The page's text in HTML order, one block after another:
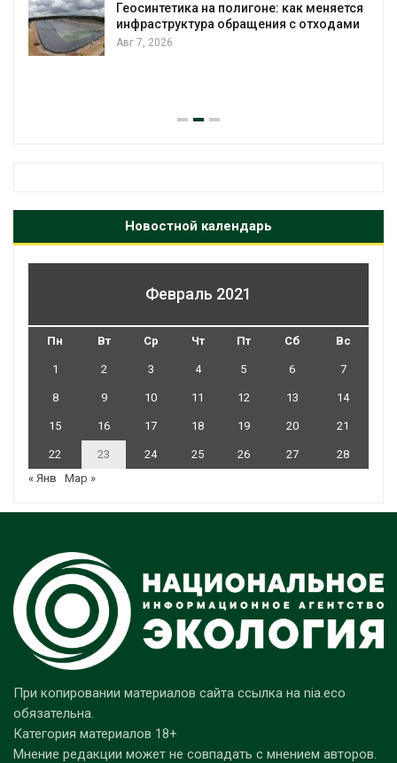
как меняется
с отходами
Авг 7, 2026
Новостной календарь
Февраль 2021
Пн Вт Ср Чт Пт Сб Вс
1 2 3 4 5 6 7
8 9 10 11 12 13 14
15 16 17 18 19 20 21
22 23 24 25 26 27
28
« Янв
Мар »
При копировании материалов сайта ссылка на nia.eco
обязательна.
Категория материалов 18+
Мнение редакции может не совпадать с мнением авторов.